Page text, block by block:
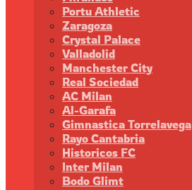
Portu Athletic
Zaragoza
Crystal Palace
Valladolid
Manchester City
Real Sociedad
AC Milan
Al-Garafa
Gimnastica Torrelavega
Rayo Cantabria
Historicos FC
Inter Milan
Bodo Glimt